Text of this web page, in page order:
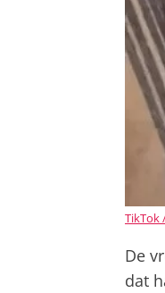
TikTok
De
dat